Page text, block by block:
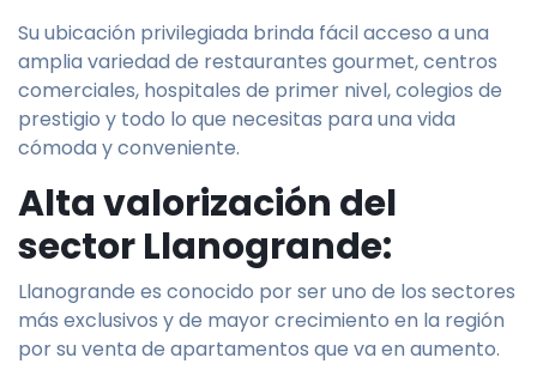
Su ubicación privilegiada brinda fácil acceso a una
amplia variedad de restaurantes gourmet, centros
comerciales, hospitales de primer nivel, colegios de
prestigio y todo lo que necesitas para una vida
cómoda y conveniente.
Alta valorización del
sector Llanogrande:
Llanogrande es conocido por ser uno de los sectores
más exclusivos y de mayor crecimiento en la región
por su venta de apartamentos que va en aumento.